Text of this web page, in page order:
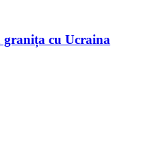
granița cu Ucraina